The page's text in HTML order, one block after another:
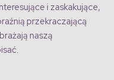
i zaskakujące,
przekraczającą
naszą